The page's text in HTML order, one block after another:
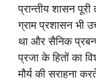
प्रान्तीय शासन
ग्राम प्रशासन भी
था और सैनिक
प्रजा के हितों का
मौर्य की सराहना